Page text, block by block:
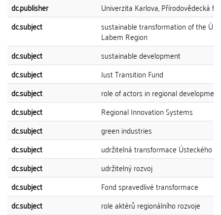
dc.publisher
Univerzita Karlova, Přírodovědecká
dc.subject
sustainable transformation of the
Labem Region
dc.subject
sustainable development
dc.subject
Just Transition Fund
dc.subject
role of actors in regional development
dc.subject
Regional Innovation Systems
dc.subject
green industries
dc.subject
udržitelná transformace Ústeckého
dc.subject
udržitelný rozvoj
dc.subject
Fond spravedlivé transformace
dc.subject
role aktérů regionálního rozvoje